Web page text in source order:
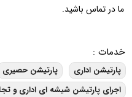
ما در تماس باشید.
خدمات :
پارتیشن اداری پارتیشن حصیری
اجرای پارتیشن شیشه ای اداری و